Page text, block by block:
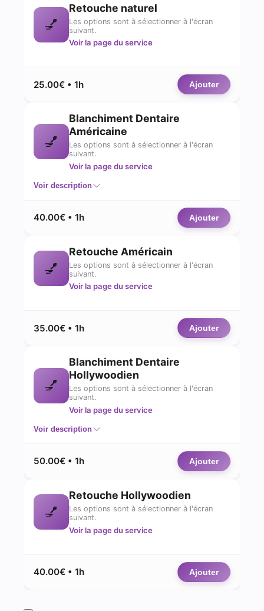
💅
Retouche naturel
Les options sont à sélectionner à l'écran
suivant.
Voir la page du service
25.00€ • 1h Ajouter
💅
Blanchiment Dentaire
Américaine
Les options sont à sélectionner à l'écran
suivant.
Voir la page du service
Voir description
40.00€ • 1h Ajouter
💅
Retouche Américain
Les options sont à sélectionner à l'écran
suivant.
Voir la page du service
35.00€ • 1h Ajouter
💅
Blanchiment Dentaire
Hollywoodien
Les options sont à sélectionner à l'écran
suivant.
Voir la page du service
Voir description
50.00€ • 1h Ajouter
💅
Retouche Hollywoodien
Les options sont à sélectionner à l'écran
suivant.
Voir la page du service
40.00€ • 1h Ajouter